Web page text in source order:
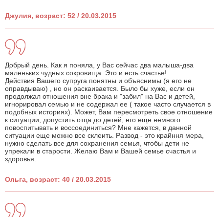
Джулия, возраст: 52 / 20.03.2015
Добрый день. Как я поняла, у Вас сейчас два малыша-два
маленьких чудных сокровища. Это и есть счастье!
Действия Вашего супруга понятны и объяснимы (я его не
оправдываю) , но он раскаивается. Было бы хуже, если он
продолжал отношения вне брака и "забил" на Вас и детей,
игнорировал семью и не содержал ее ( такое часто случается в
подобных историях). Может, Вам пересмотреть свое отношение
к ситуации, допустить отца до детей, его еще немного
повоспитывать и воссоединиться? Мне кажется, в данной
ситуации еще можно все склеить. Развод - это крайння мера,
нужно сделать все для сохранения семья, чтобы дети не
упрекали в старости. Желаю Вам и Вашей семье счастья и
здоровья.
Ольга, возраст: 40 / 20.03.2015